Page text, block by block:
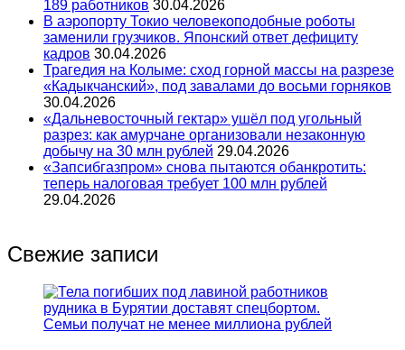
189 работников 30.04.2026
В аэропорту Токио человекоподобные роботы
заменили грузчиков. Японский ответ дефициту
кадров 30.04.2026
Трагедия на Колыме: сход горной массы на разрезе
«Кадыкчанский», под завалами до восьми горняков
30.04.2026
«Дальневосточный гектар» ушёл под угольный
разрез: как амурчане организовали незаконную
добычу на 30 млн рублей 29.04.2026
«Запсибгазпром» снова пытаются обанкротить:
теперь налоговая требует 100 млн рублей
29.04.2026
Свежие записи